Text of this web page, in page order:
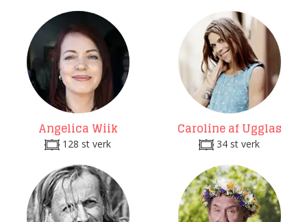
Angelica Wiik
128 st verk
Caroline af Ugglas
34 st verk